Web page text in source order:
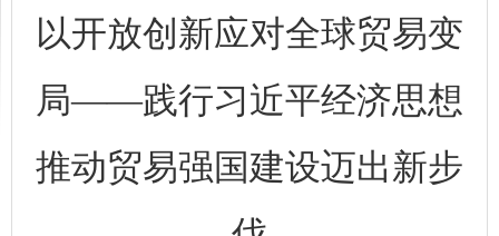
以开放创新应对全球贸易变
局——践行习近平经济思想
推动贸易强国建设迈出新步